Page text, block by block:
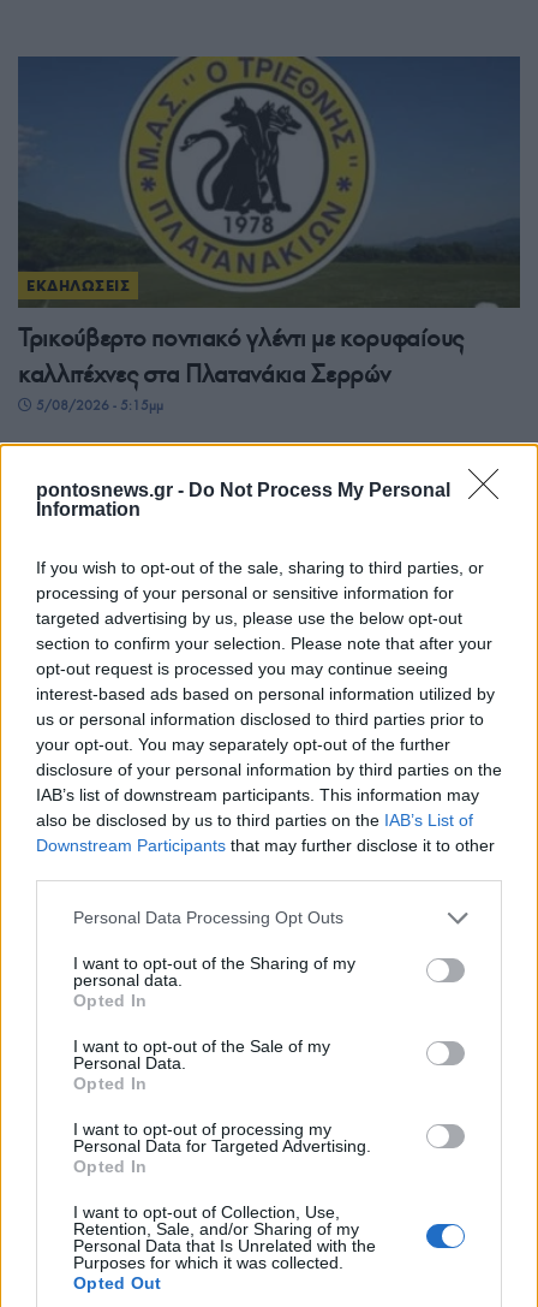
pontosnews.gr - Do Not Process My Personal
Information
If you wish to opt-out of the sale, sharing to third parties, or
processing of your personal or sensitive information for
targeted advertising by us, please use the below opt-out
section to confirm your selection. Please note that after your
opt-out request is processed you may continue seeing
interest-based ads based on personal information utilized by
us or personal information disclosed to third parties prior to
your opt-out. You may separately opt-out of the further
disclosure of your personal information by third parties on the
IAB’s list of downstream participants. This information may
also be disclosed by us to third parties on the IAB’s List of
Downstream Participants that may further disclose it to other
Please note that this website/app uses one or more Google
not limited to your visit or usage behaviour. You may click to
grant or deny consent to Google and its third-party tags to
use your data for below specified purposes in below Google
consent section.
Personal Data Processing Opt Outs
I want to opt-out of the Sharing of my
personal data.
Opted In
I want to opt-out of the Sale of my
Personal Data.
Opted In
I want to opt-out of processing my
Personal Data for Targeted Advertising.
Opted In
I want to opt-out of Collection, Use,
Retention, Sale, and/or Sharing of my
Personal Data that Is Unrelated with the
Purposes for which it was collected.
Opted Out
ΕΚΔΗΛΩΣΕΙΣ
Τρικούβερτο ποντιακό γλέντι με κορυφαίους
καλλιτέχνες στα Πλατανάκια Σερρών
5/08/2026 - 5:15μμ
ΕΚΔΗΛΩΣΕΙΣ
Παναγία Σουμελά: Οι Πόντιοι της Αμερικής
ανταμώνουν στην «Ποντιακή Γη» του Νέου Κόσμου
ΕΚΔΗΛΩΣΕΙΣ
Σύλλογο Ευαγγελίστριας «Τερψιθέα»
4/08/2026 - 9:23μμ